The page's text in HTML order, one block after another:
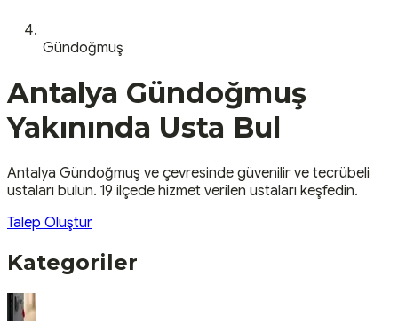
Gündoğmuş
Antalya Gündoğmuş
Yakınında Usta Bul
Antalya Gündoğmuş ve çevresinde güvenilir ve tecrübeli
ustaları bulun. 19 ilçede hizmet verilen ustaları keşfedin.
Talep Oluştur
Kategoriler